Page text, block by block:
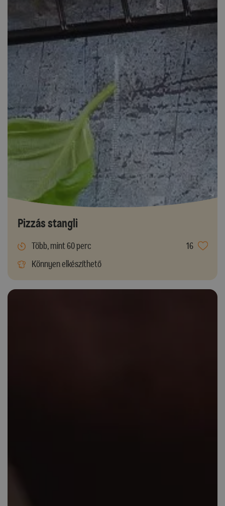
Pizzás stangli
Több, mint 60 perc
16
Könnyen elkészíthető